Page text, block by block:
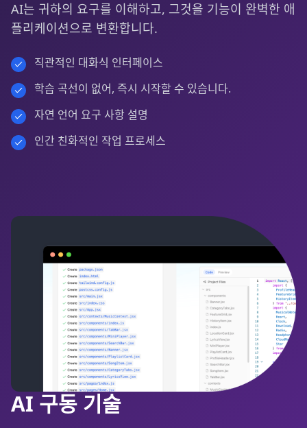
AI는 귀하의 요구를 이해하고, 그것을 기능이 완벽한 애
플리케이션으로 변환합니다.
직관적인 대화식 인터페이스
학습 곡선이 없어, 즉시 시작할 수 있습니다.
자연 언어 요구 사항 설명
인간 친화적인 작업 프로세스
AI 구동 기술